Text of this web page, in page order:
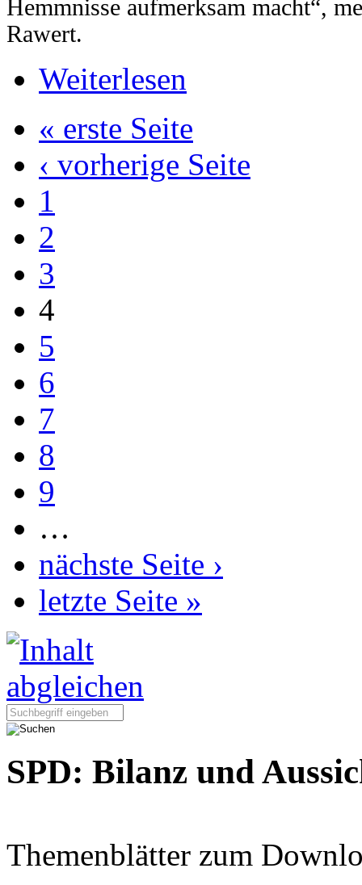
Hemmnisse aufmerksam macht“,
Rawert.
Weiterlesen
« erste Seite
‹ vorherige Seite
1
2
3
4
5
6
7
8
9
…
nächste Seite ›
letzte Seite »
Seite durchsuchen:
SPD: Bilanz und
Themenblätter zum